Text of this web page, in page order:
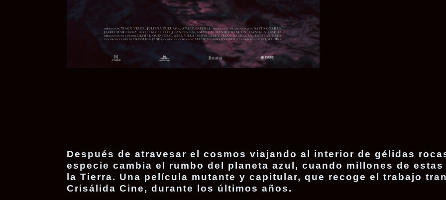
Después de atravesar el cosmos viajando al interior de gélidas
especie cambia el rumbo del planeta azul, cuando millones de
la Tierra. Una película mutante y capitular, que recoge el trabajo
Crisálida Cine, durante los últimos años.